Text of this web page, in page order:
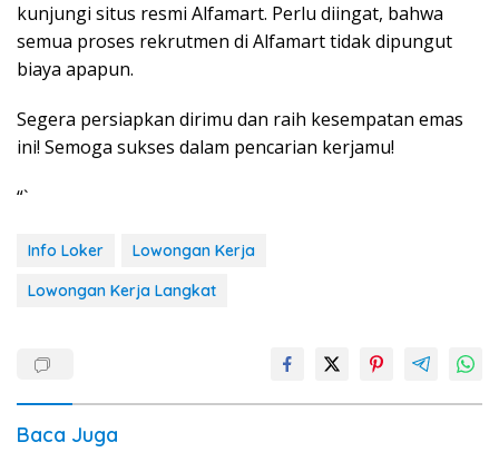
kunjungi situs resmi Alfamart. Perlu diingat, bahwa
semua proses rekrutmen di Alfamart tidak dipungut
biaya apapun.
Segera persiapkan dirimu dan raih kesempatan emas
ini! Semoga sukses dalam pencarian kerjamu!
“`
Info Loker
Lowongan Kerja
Lowongan Kerja Langkat
Baca Juga